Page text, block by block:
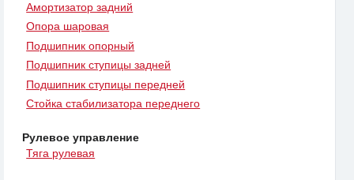
Амортизатор задний
Опора шаровая
Подшипник опорный
Подшипник ступицы задней
Подшипник ступицы передней
Стойка стабилизатора переднего
Рулевое управление
Тяга рулевая